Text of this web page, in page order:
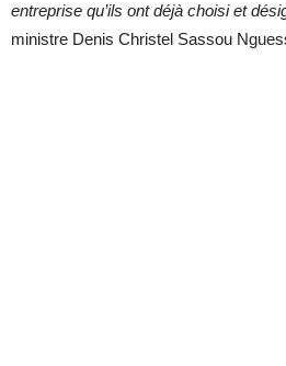
entreprise qu’ils ont déjà choisi et
ministre Denis Christel Sassou